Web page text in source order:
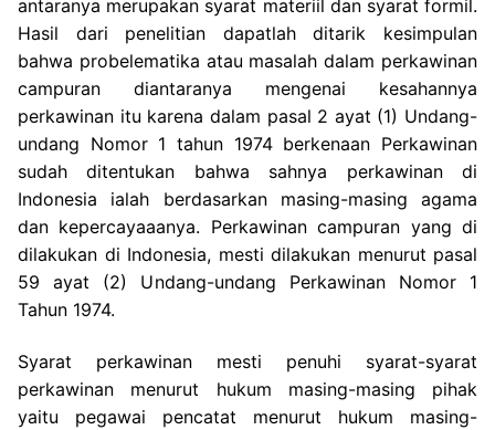
antaranya merupakan syarat materiil dan syarat formil.
Hasil dari penelitian dapatlah ditarik kesimpulan
bahwa probelematika atau masalah dalam perkawinan
campuran diantaranya mengenai kesahannya
perkawinan itu karena dalam pasal 2 ayat (1) Undang-
undang Nomor 1 tahun 1974 berkenaan Perkawinan
sudah ditentukan bahwa sahnya perkawinan di
Indonesia ialah berdasarkan masing-masing agama
dan kepercayaaanya. Perkawinan campuran yang di
dilakukan di Indonesia, mesti dilakukan menurut pasal
59 ayat (2) Undang-undang Perkawinan Nomor 1
Tahun 1974.
Syarat perkawinan mesti penuhi syarat-syarat
perkawinan menurut hukum masing-masing pihak
yaitu pegawai pencatat menurut hukum masing-